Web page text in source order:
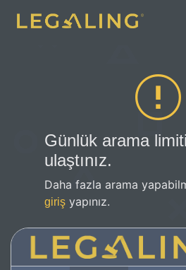
Günlük arama
ulaştınız.
Daha fazla arama
giriş yapınız.